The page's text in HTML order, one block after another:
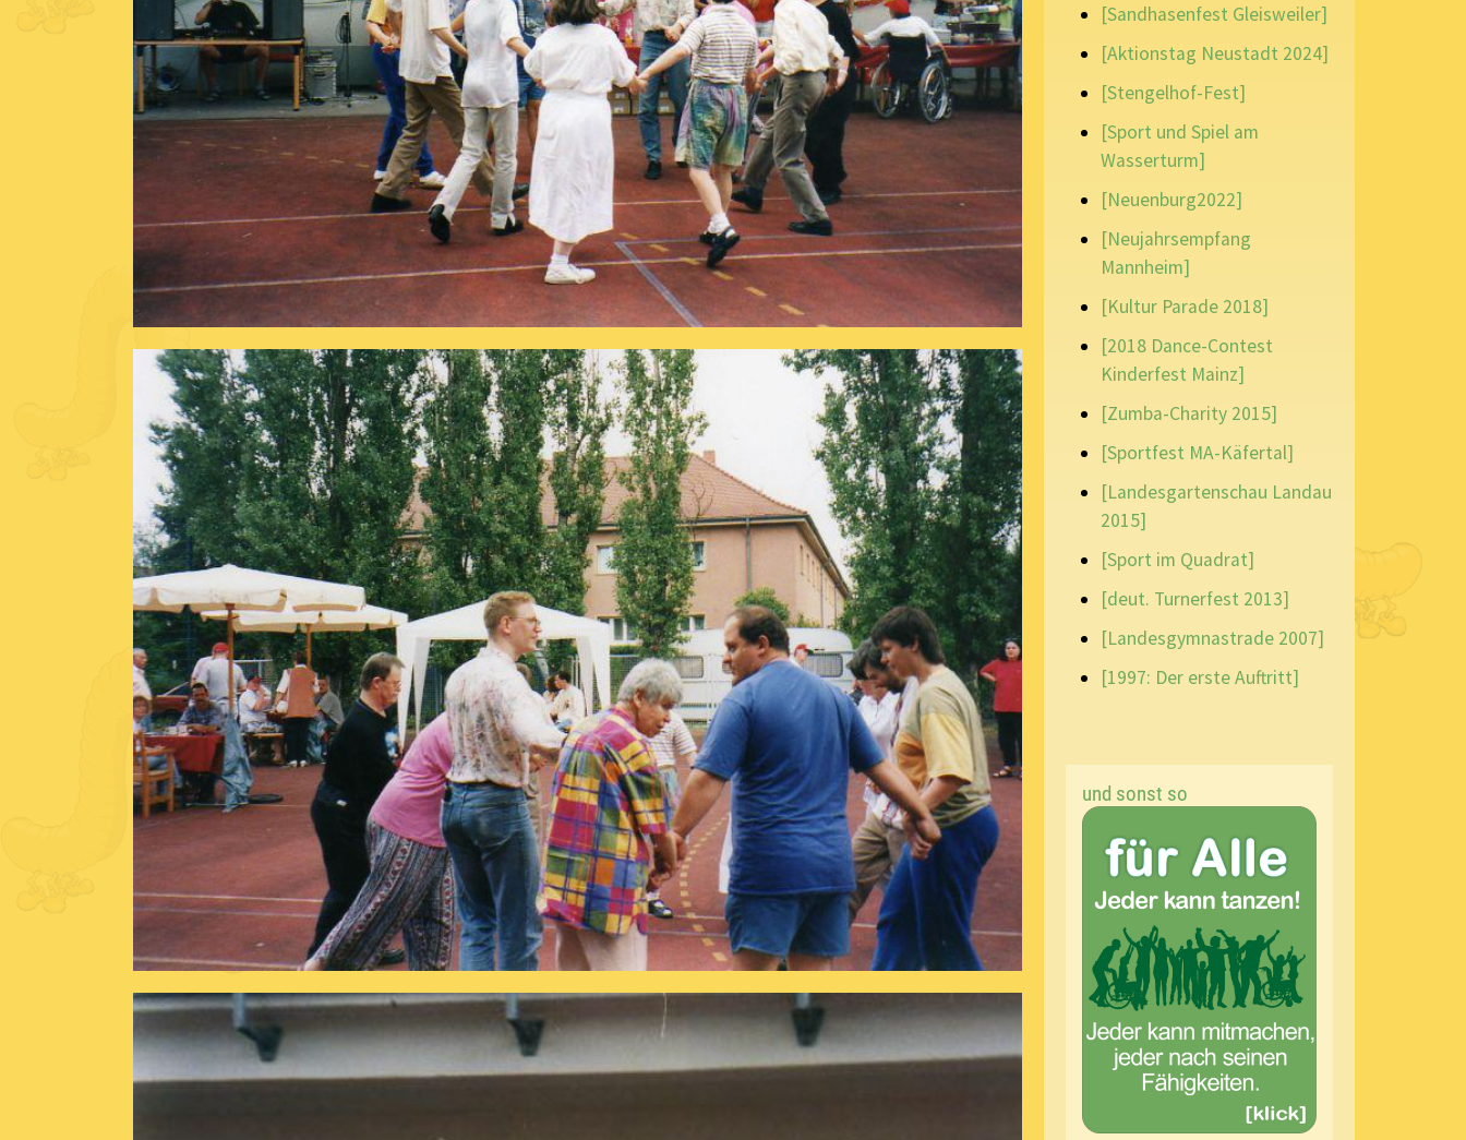
[Sandhasenfest Gleisweiler]
[Aktionstag Neustadt 2024]
[Stengelhof-Fest]
[Sport und Spiel am
Wasserturm]
[Neuenburg2022]
[Neujahrsempfang
Mannheim]
[Kultur Parade 2018]
[2018 Dance-Contest
Kinderfest Mainz]
[Zumba-Charity 2015]
[Sportfest MA-Käfertal]
[Landesgartenschau Landau
2015]
[Sport im Quadrat]
[deut. Turnerfest 2013]
[Landesgymnastrade 2007]
[1997: Der erste Auftritt]
und sonst so